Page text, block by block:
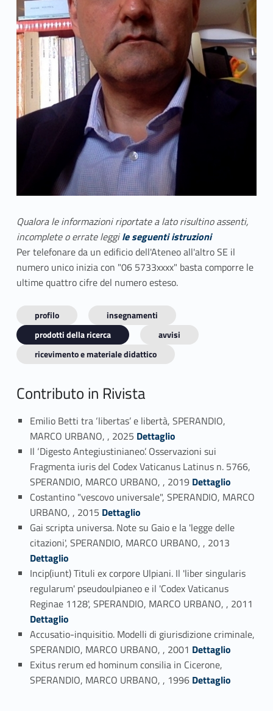
Qualora le informazioni riportate a lato risultino assenti,
incomplete o errate leggile seguenti istruzioni
Per telefonare da un edificio dell'Ateneo all'altro SE il
numero unico inizia con "06 5733xxxx" basta comporre le
ultime quattro cifre del numero esteso.
profilo
insegnamenti
prodotti della ricerca
avvisi
ricevimento e materiale didattico
Contributo in Rivista
Emilio Betti tra ‘libertas’ e libertà, SPERANDIO,
MARCO URBANO, , 2025 Link identifier #identifier_person_175224-1Dettaglio
Il ‘Digesto Antegiustinianeo’. Osservazioni sui
Fragmenta iuris del Codex Vaticanus Latinus n. 5766,
SPERANDIO, MARCO URBANO, , 2019 Link identifier #identifier_person_30157-2Dettaglio
Costantino "vescovo universale", SPERANDIO, MARCO
URBANO, , 2015 Link identifier #identifier_person_12462-3Dettaglio
Gai scripta universa. Note su Gaio e la 'legge delle
citazioni', SPERANDIO, MARCO URBANO, , 2013
Dettaglio
Incip(iunt) Tituli ex corpore Ulpiani. Il 'liber singularis
regularum' pseudoulpianeo e il 'Codex Vaticanus
Reginae 1128', SPERANDIO, MARCO URBANO, , 2011
Dettaglio
Accusatio-inquisitio. Modelli di giurisdizione criminale,
SPERANDIO, MARCO URBANO, , 2001 Link identifier #identifier_person_149910-6Dettaglio
Exitus rerum ed hominum consilia in Cicerone,
SPERANDIO, MARCO URBANO, , 1996 Link identifier #identifier_person_101936-7Dettaglio